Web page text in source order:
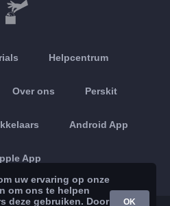
Helpcentrum
Over ons Perskit
Android App
App
uw ervaring op onze
om ons te helpen
deze gebruiken. Door
OK